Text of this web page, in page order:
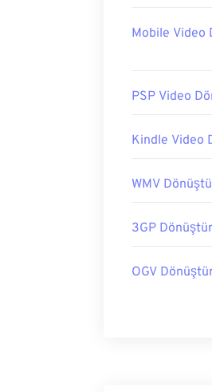
Mobile Video
PSP Video
Kindle Video
WMV
3GP
OGV